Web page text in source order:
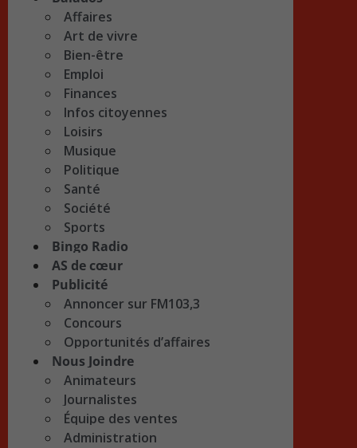
Affaires
Art de vivre
Bien-être
Emploi
Finances
Infos citoyennes
Loisirs
Musique
Politique
Santé
Société
Sports
Bingo Radio
AS de cœur
Publicité
Annoncer sur FM103,3
Concours
Opportunités d’affaires
Nous Joindre
Animateurs
Journalistes
Équipe des ventes
Administration